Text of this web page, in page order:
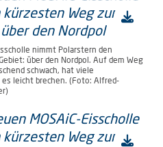
nimmt Polarstern den
über den Nordpol. Auf dem Weg
schwach, hat viele
leicht brechen. (Foto: Alfred-